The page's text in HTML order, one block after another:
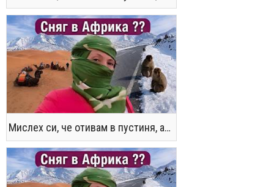
Мислех си, че отивам в пустиня, а се озовах в снега !! / Not the Morocco You Know